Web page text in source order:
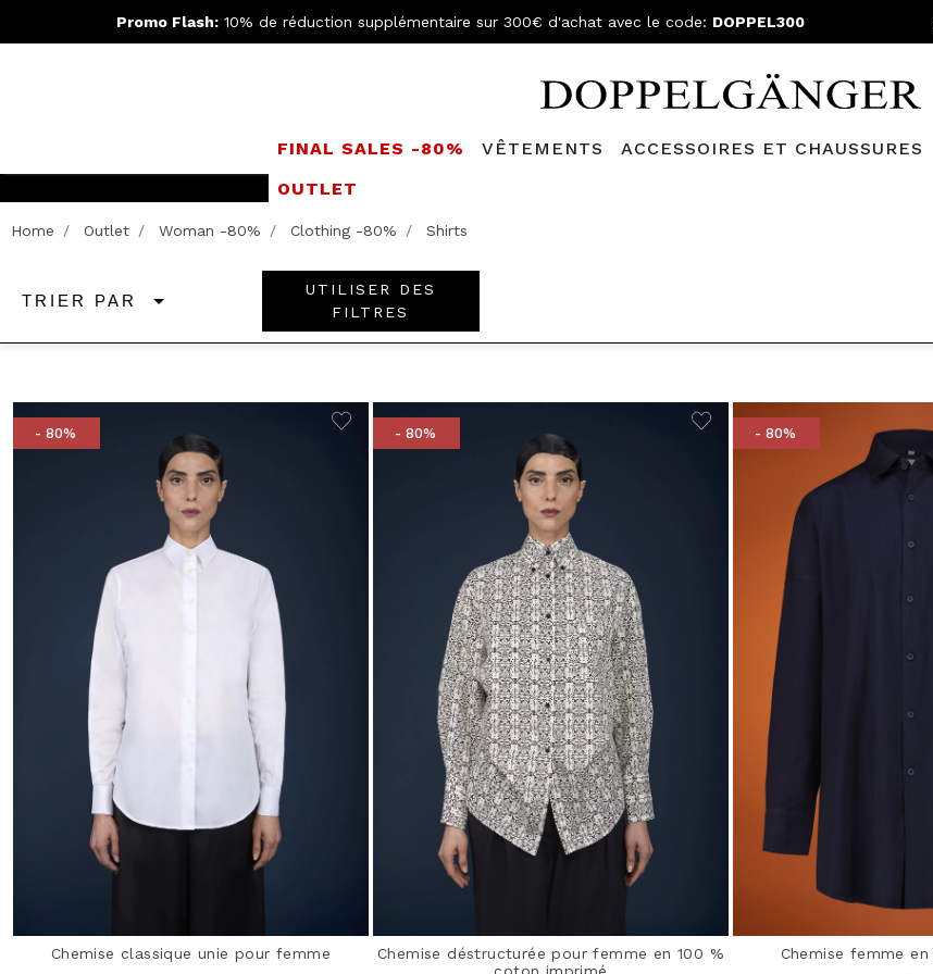
Promo Flash: 10% de réduction supplémentaire sur 300€ d'achat avec le code: DOPPEL300
FINAL SALES -80% VÊTEMENTS ACCESSOIRES ET CHAUSSURES
OUTLET
Home Outlet Woman -80% Clothing -80% Shirts
TRIER PAR
UTILISER DES
FILTRES
- 80%
Chemise classique unie pour femme
- 80%
Chemise déstructurée pour femme en 100 %
- 80%
Chemise femme